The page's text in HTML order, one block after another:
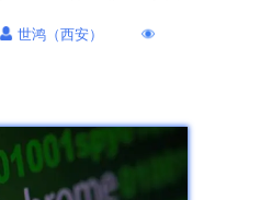
世鸿（西安）